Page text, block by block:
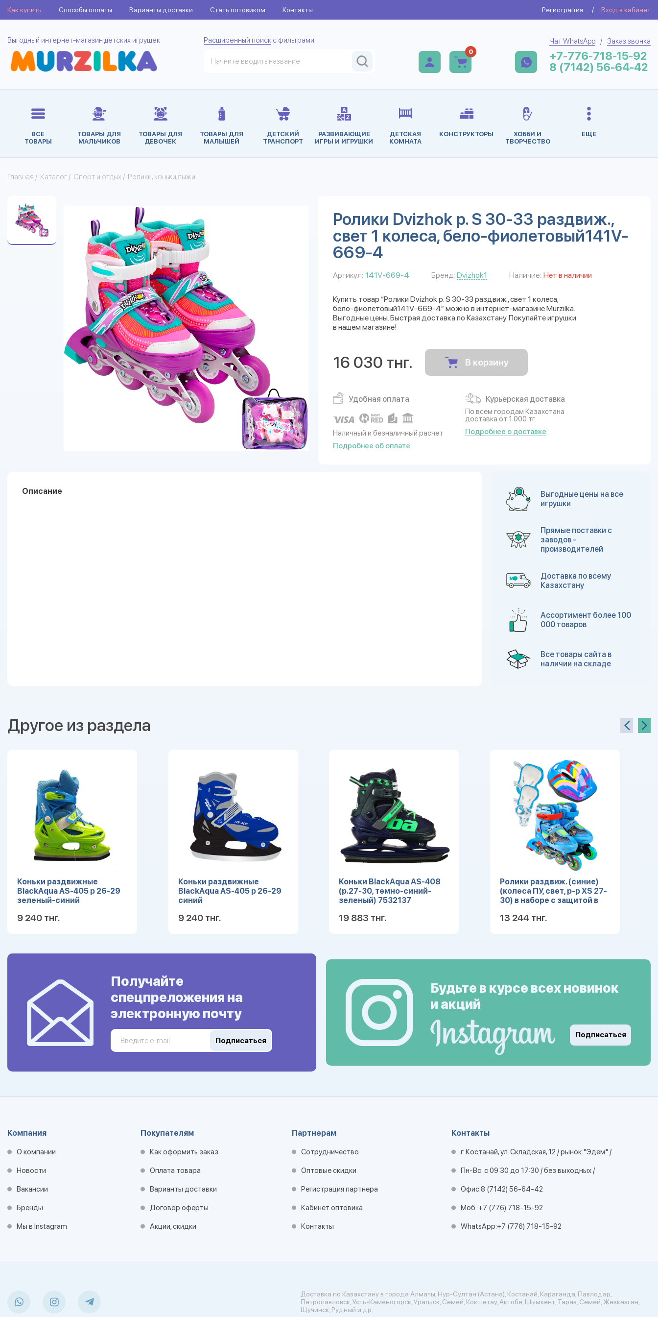
Как купить Способы оплаты Варианты доставки Стать оптовиком Контакты Регистрация / Вход в кабинет
Выгодный интернет-магазин детских игрушек Расширенный поиск с фильтрами
0
Чат WhatsApp / Заказ звонка
+7-776-718-15-92
8 (7142) 56-64-42
ВСЕ
ТОВАРЫ
ТОВАРЫ ДЛЯ
МАЛЬЧИКОВ
ТОВАРЫ ДЛЯ
ДЕВОЧЕК
ТОВАРЫ ДЛЯ
МАЛЫШЕЙ
ДЕТСКИЙ
ТРАНСПОРТ
РАЗВИВАЮЩИЕ
ИГРЫ И ИГРУШКИ
ДЕТСКАЯ
КОМНАТА
КОНСТРУКТОРЫ
ХОББИ И
ТВОРЧЕСТВО
ЕЩЕ
Главная / Каталог / Спорт и отдых / Ролики, коньки,лыжи
Ролики Dvizhok р. S 30-33 раздвиж.,
свет 1 колеса, бело-фиолетовый141V-
669-4
Артикул: 141V-669-4 Бренд: Dvizhok1 Наличие: Нет в наличии
Купить товар “Ролики Dvizhok р. S 30-33 раздвиж., свет 1 колеса,
бело-фиолетовый141V-669-4” можно в интернет-магазине Murzilka.
Выгодные цены. Быстрая доставка по Казахстану. Покупайте игрушки
в нашем магазине!
16 030 тнг. В корзину
Удобная оплата
Наличный и безналичный расчет
Подробнее об оплате
Курьерская доставка
По всем городам Казахстана
доставка от 1 000 тг.
Подробнее о доставке
Описание
Выгодные цены на все
игрушки
Прямые поставки с
заводов -
производителей
Доставка по всему
Казахстану
Ассортимент более 100
000 товаров
Все товары сайта в
наличии на складе
Другое из раздела
Коньки раздвижные
BlackAqua AS-405 р 26-29
зеленый-синий
9 240 тнг.
Коньки раздвижные
BlackAqua AS-405 р 26-29
синий
9 240 тнг.
Коньки BlackAqua AS-408
(р.27-30, темно-синий-
зеленый) 7532137
19 883 тнг.
Ролики раздвиж. (синие)
(колеса ПУ, свет, р-р XS 27-
30) в наборе с защитой в
13 244 тнг.
Получайте
спецпреложения на
электронную почту
Подписаться
Будьте в курсе всех новинок
и акций
Подписаться
Компания
О компании
Новости
Вакансии
Бренды
Мы в Instagram
Покупателям
Как оформить заказ
Оплата товара
Варианты доставки
Договор оферты
Акции, скидки
Партнерам
Сотрудничество
Оптовые скидки
Регистрация партнера
Кабинет оптовика
Контакты
Контакты
г. Костанай, ул. Складская, 12 / рынок "Эдем" /
Пн-Вс: с 09:30 до 17:30 / без выходных /
Офис:8 (7142) 56-64-42
Моб.:+7 (776) 718-15-92
WhatsApp:+7 (776) 718-15-92
Доставка по Казахстану в города Алматы, Нур-Султан (Астана), Костанай, Караганда, Павлодар,
Петропавловск, Усть-Каменогорск, Уральск, Семей, Кокшетау, Актобе, Шымкент, Тараз, Семей, Жезказган,
Щучинск, Рудный и др.